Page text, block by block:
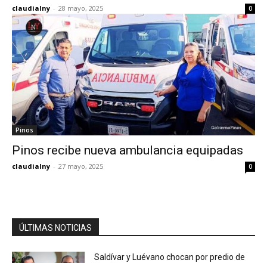
claudialny - 28 mayo, 2025 0
Pinos
Pinos recibe nueva ambulancia equipadas
claudialny - 27 mayo, 2025 0
ÚLTIMAS NOTICIAS
Saldívar y Luévano chocan por predio de